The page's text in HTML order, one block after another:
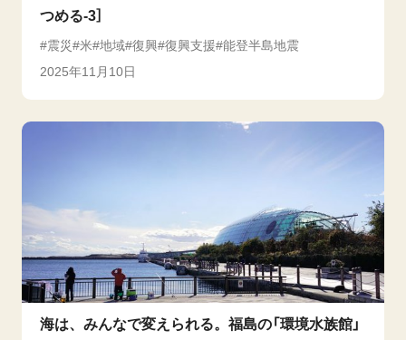
つめる-3］
震災 米 地域 復興 復興支援 能登半島地震
2025年11月10日
海は、みんなで変えられる。福島の「環境水族館」